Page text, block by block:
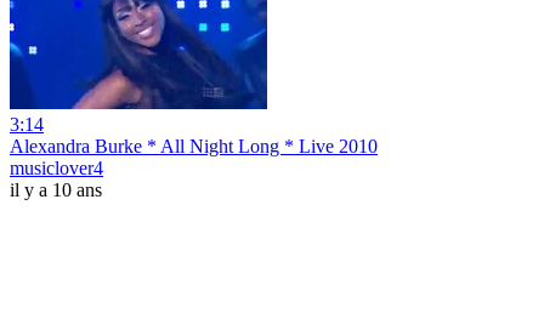
3:14
Alexandra Burke * All Night Long * Live 2010
musiclover4
il y a 10 ans